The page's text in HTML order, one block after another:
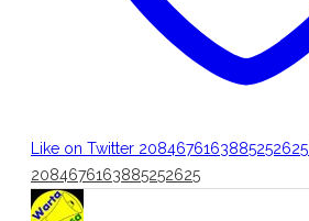
Like on Twitter 2084676163885252625
2084676163885252625